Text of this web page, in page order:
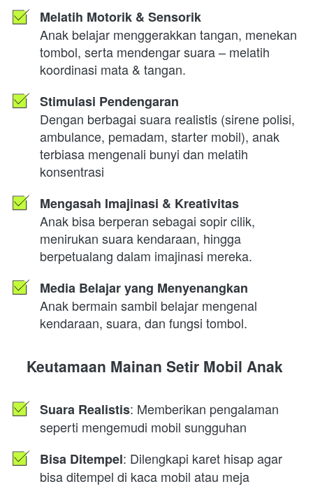
Melatih Motorik & Sensorik
Anak belajar menggerakkan tangan, menekan
tombol, serta mendengar suara – melatih
koordinasi mata & tangan.
Stimulasi Pendengaran
Dengan berbagai suara realistis (sirene polisi,
ambulance, pemadam, starter mobil), anak
terbiasa mengenali bunyi dan melatih
konsentrasi
Mengasah Imajinasi & Kreativitas
Anak bisa berperan sebagai sopir cilik,
menirukan suara kendaraan, hingga
berpetualang dalam imajinasi mereka.
Media Belajar yang Menyenangkan
Anak bermain sambil belajar mengenal
kendaraan, suara, dan fungsi tombol.
Keutamaan Mainan Setir Mobil Anak
Suara Realistis: Memberikan pengalaman
seperti mengemudi mobil sungguhan
Bisa Ditempel: Dilengkapi karet hisap agar
bisa ditempel di kaca mobil atau meja